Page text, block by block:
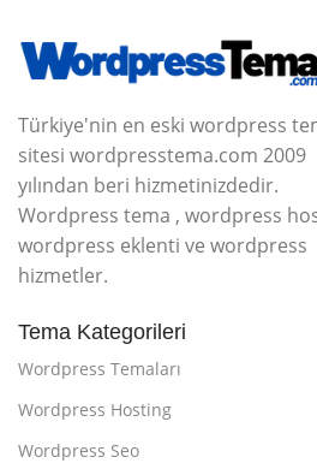
Türkiye'nin en eski wordpress
sitesi wordpresstema.com 2009
yılından beri hizmetinizdedir.
Wordpress tema , wordpress
wordpress eklenti ve wordpress
hizmetler.
Tema Kategorileri
Wordpress Temaları
Wordpress Hosting
Wordpress Seo